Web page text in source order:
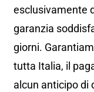
esclusivamente
garanzia
giorni.
tutta Italia, il
alcun anticipo di